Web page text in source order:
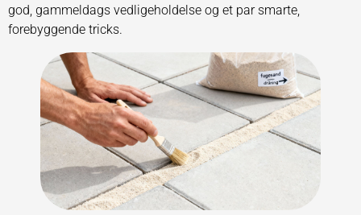
god, gammeldags vedligeholdelse og et par smarte,
forebyggende tricks.